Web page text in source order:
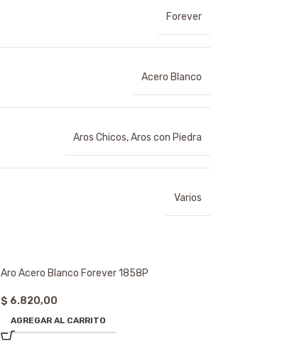
Forever
Acero Blanco
Aros Chicos,Aros con Piedra
Varios
Aro Acero Blanco Forever 1858P
$ 6.820,00
AGREGAR AL CARRITO